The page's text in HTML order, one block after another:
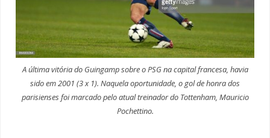
A última vitória do Guingamp sobre o PSG na capital francesa, havia
sido em 2001 (3 x 1). Naquela oportunidade, o gol de honra dos
parisienses foi marcado pelo atual treinador do Tottenham, Mauricio
Pochettino.